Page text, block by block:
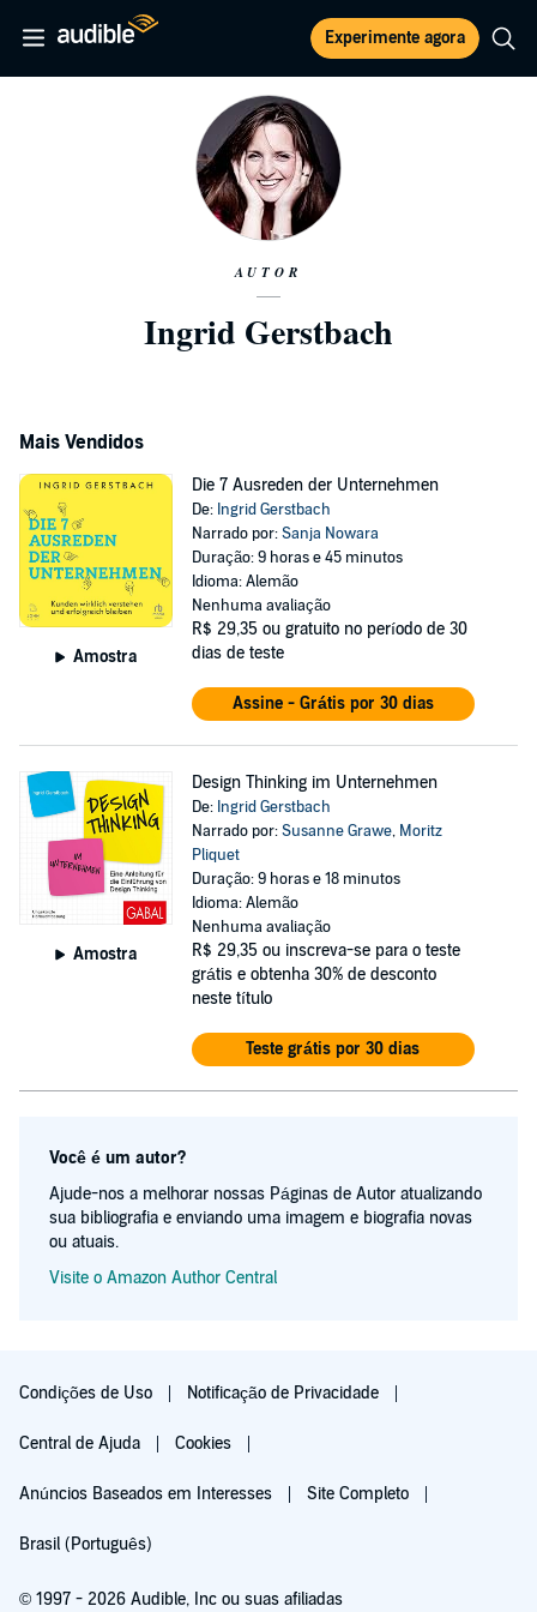
Experimente agora
AUTOR
Ingrid Gerstbach
Mais Vendidos
Amostra
Die 7 Ausreden der Unternehmen
De: Ingrid Gerstbach
Narrado por:Sanja Nowara
Duração: 9 horas e 45 minutos
Idioma: Alemão
Nenhuma avaliação
R$ 29,35 ou gratuito no período de 30
dias de teste
Assine - Grátis por 30 dias
Amostra
Design Thinking im Unternehmen
De: Ingrid Gerstbach
Narrado por:Susanne Grawe, Moritz
Pliquet
Duração: 9 horas e 18 minutos
Idioma: Alemão
Nenhuma avaliação
R$ 29,35 ou inscreva-se para o teste
grátis e obtenha 30% de desconto
neste título
Teste grátis por 30 dias
Você é um autor?
Ajude-nos a melhorar nossas Páginas de Autor atualizando
sua bibliografia e enviando uma imagem e biografia novas
ou atuais.
Visite o Amazon Author Central
Condições de Uso Notificação de Privacidade
Central de Ajuda Cookies
Anúncios Baseados em Interesses Site Completo
Brasil (Português)
© 1997 - 2026 Audible, Inc ou suas afiliadas